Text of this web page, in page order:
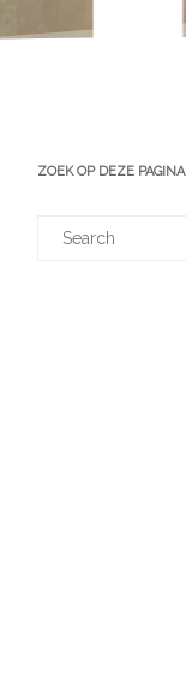
ZOEK OP DEZE PAGINA